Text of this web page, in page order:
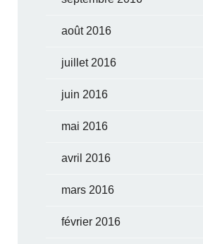
août 2016
juillet 2016
juin 2016
mai 2016
avril 2016
mars 2016
février 2016